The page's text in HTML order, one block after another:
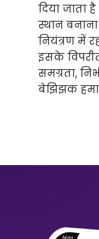
दिया जाता
स्थान
नियंत्रण में
इसके
समग्रता,
बेझिझक